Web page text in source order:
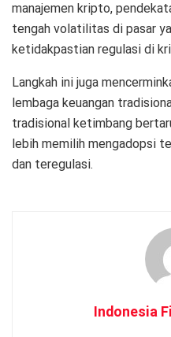
manajemen kripto,
tengah volatilitas di pasar
ketidakpastian regulasi di
Langkah ini juga
lembaga keuangan
tradisional ketimbang
lebih memilih mengadopsi
dan teregulasi.
Indonesia